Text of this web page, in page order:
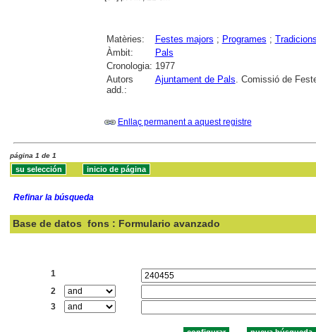
Matèries: Festes majors ; Programes ;
Àmbit:
Pals
Cronologia: 1977
Autors
add.:
Ajuntament de Pals . Comissió de
Enllaç permanent a aquest registre
página 1 de 1
Refinar la búsqueda
Base de datos fons : Formulario avanzado
1
2
3